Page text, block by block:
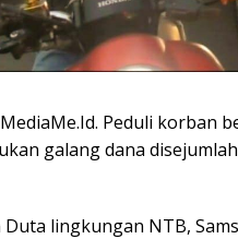
Peduli korban
galang dana
lingkungan NTB,